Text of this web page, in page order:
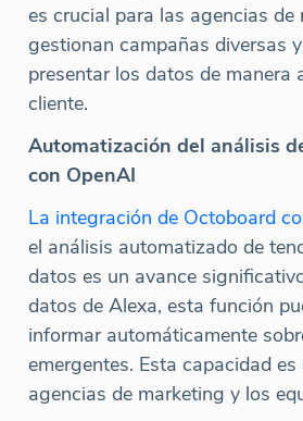
es crucial para las agencias de
gestionan campañas diversas
presentar los datos de manera
cliente.
Automatización del análisis
con OpenAI
La integración de Octoboard
el análisis automatizado de
datos es un avance
datos de Alexa, esta función
informar automáticamente
emergentes. Esta capacidad
agencias de marketing y los